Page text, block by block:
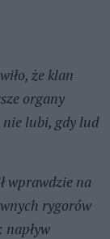
że klan
organy
nie lubi, gdy lud
wprawdzie na
rygorów
napływ